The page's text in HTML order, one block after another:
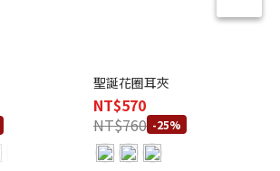
聖誕花圈耳夾
NT$570
NT$760 -25%